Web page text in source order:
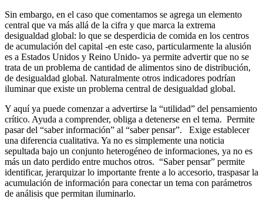
Sin embargo, en el caso que comentamos se agrega un elemento
central que va más allá de la cifra y que marca la extrema
desigualdad global: lo que se desperdicia de comida en los centros
de acumulación del capital -en este caso, particularmente la alusión
es a Estados Unidos y Reino Unido- ya permite advertir que no se
trata de un problema de cantidad de alimentos sino de distribución,
de desigualdad global. Naturalmente otros indicadores podrían
iluminar que existe un problema central de desigualdad global.
Y aquí ya puede comenzar a advertirse la “utilidad” del pensamiento
crítico. Ayuda a comprender, obliga a detenerse en el tema. Permite
pasar del “saber información” al “saber pensar”. Exige establecer
una diferencia cualitativa. Ya no es simplemente una noticia
sepultada bajo un conjunto heterogéneo de informaciones, ya no es
más un dato perdido entre muchos otros. “Saber pensar” permite
identificar, jerarquizar lo importante frente a lo accesorio, traspasar la
acumulación de información para conectar un tema con parámetros
de análisis que permitan iluminarlo.